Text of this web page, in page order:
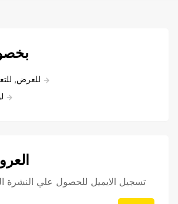
للعرض,
تسجيل الايميل للحصول علي النشرة